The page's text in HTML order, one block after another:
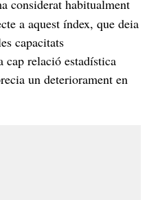
considerat habitualment
a aquest índex, que deia
capacitats
relació estadística
un deteriorament en